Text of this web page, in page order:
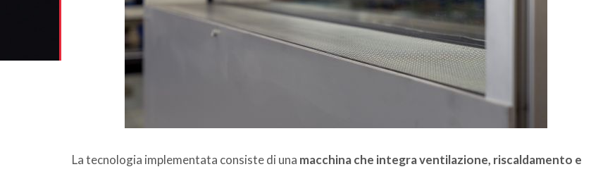
La tecnologia implementata consiste di una macchina che integra ventilazione, riscaldamento e